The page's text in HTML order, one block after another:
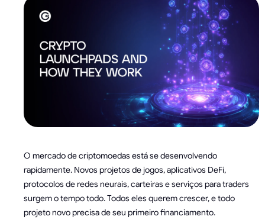
O mercado de criptomoedas está se desenvolvendo
rapidamente. Novos projetos de jogos, aplicativos DeFi,
protocolos de redes neurais, carteiras e serviços para traders
surgem o tempo todo. Todos eles querem crescer, e todo
projeto novo precisa de seu primeiro financiamento.